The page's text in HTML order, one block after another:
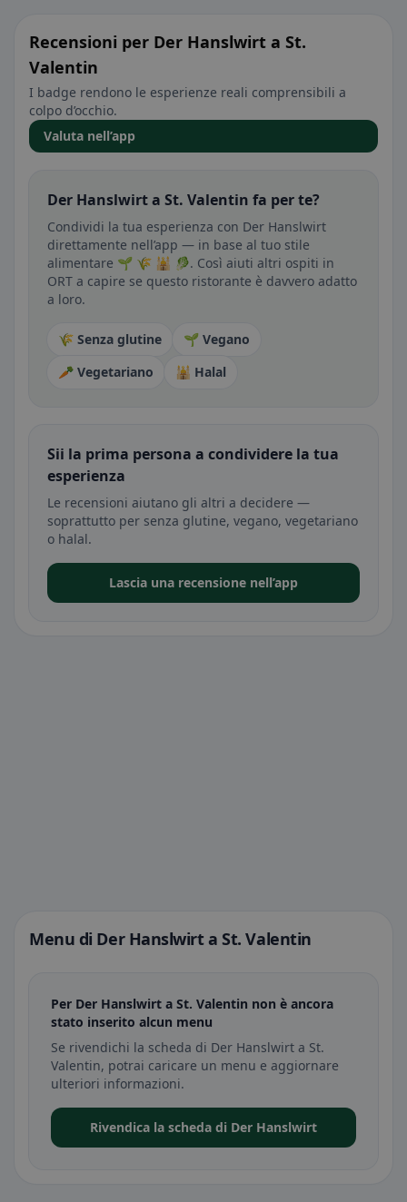
Recensioni per Der Hanslwirt a St.
Valentin
I badge rendono le esperienze reali comprensibili a
colpo d’occhio.
Valuta nell’app
Der Hanslwirt a St. Valentin fa per te?
Condividi la tua esperienza con Der Hanslwirt
direttamente nell’app — in base al tuo stile
alimentare 🌱 🌾 🕌 🥬. Così aiuti altri ospiti in
ORT a capire se questo ristorante è davvero adatto
a loro.
🌾 Senza glutine
🌱 Vegano
🥕 Vegetariano
🕌 Halal
Sii la prima persona a condividere la tua
esperienza
Le recensioni aiutano gli altri a decidere —
soprattutto per senza glutine, vegano, vegetariano
o halal.
Lascia una recensione nell’app
Menu di Der Hanslwirt a St. Valentin
Per Der Hanslwirt a St. Valentin non è ancora
stato inserito alcun menu
Se rivendichi la scheda di Der Hanslwirt a St.
Valentin, potrai caricare un menu e aggiornare
ulteriori informazioni.
Rivendica la scheda di Der Hanslwirt